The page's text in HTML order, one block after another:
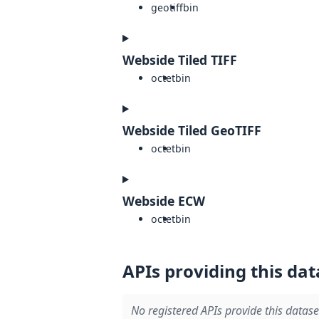
geotiffbin
Webside Tiled TIFF
octetbin
Webside Tiled GeoTIFF
octetbin
Webside ECW
octetbin
APIs providing this
No registered APIs provide this